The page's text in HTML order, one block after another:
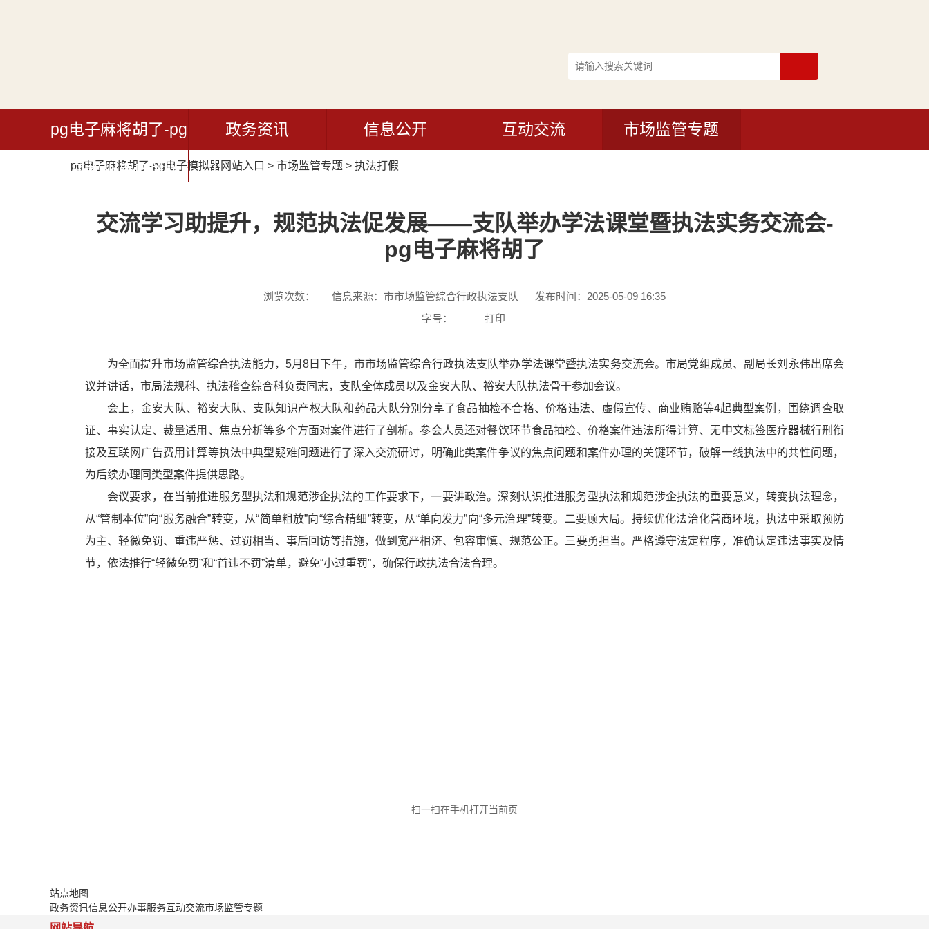
pg电子麻将胡了-pg
电子模拟器网站入
口
政务资讯 信息公开 互动交流 市场监管专题
pg电子麻将胡了-pg电子模拟器网站入口 > 市场监管专题 > 执法打假
交流学习助提升，规范执法促发展——支队举办学法课堂暨执法实务交流会-
pg电子麻将胡了
浏览次数： 信息来源：市市场监管综合行政执法支队
发布时间：2025-05-09 16:35
字号：
打印
为全面提升市场监管综合执法能力，5月8日下午，市市场监管综合行政执法支队举办学法课堂暨执法实务交流会。市局党组成员、副局长刘永伟出席会
议并讲话，市局法规科、执法稽查综合科负责同志，支队全体成员以及金安大队、裕安大队执法骨干参加会议。
会上，金安大队、裕安大队、支队知识产权大队和药品大队分别分享了食品抽检不合格、价格违法、虚假宣传、商业贿赂等4起典型案例，围绕调查取
证、事实认定、裁量适用、焦点分析等多个方面对案件进行了剖析。参会人员还对餐饮环节食品抽检、价格案件违法所得计算、无中文标签医疗器械行刑衔
接及互联网广告费用计算等执法中典型疑难问题进行了深入交流研讨，明确此类案件争议的焦点问题和案件办理的关键环节，破解一线执法中的共性问题，
为后续办理同类型案件提供思路。
会议要求，在当前推进服务型执法和规范涉企执法的工作要求下，一要讲政治。深刻认识推进服务型执法和规范涉企执法的重要意义，转变执法理念，
从“管制本位”向“服务融合”转变，从“简单粗放”向“综合精细”转变，从“单向发力”向“多元治理”转变。二要顾大局。持续优化法治化营商环境，执法中采取预防
为主、轻微免罚、重违严惩、过罚相当、事后回访等措施，做到宽严相济、包容审慎、规范公正。三要勇担当。严格遵守法定程序，准确认定违法事实及情
节，依法推行“轻微免罚”和“首违不罚”清单，避免“小过重罚”，确保行政执法合法合理。
扫一扫在手机打开当前页
站点地图
政务资讯信息公开办事服务互动交流市场监管专题